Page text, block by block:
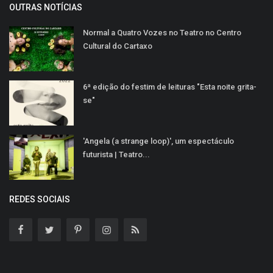
OUTRAS NOTÍCIAS
Normal a Quatro Vozes no Teatro no Centro
Cultural do Cartaxo
6ª edição do festim de leituras "Esta noite grita-
se"
'Angela (a strange loop)', um espectáculo
futurista | Teatro...
REDES SOCIAIS